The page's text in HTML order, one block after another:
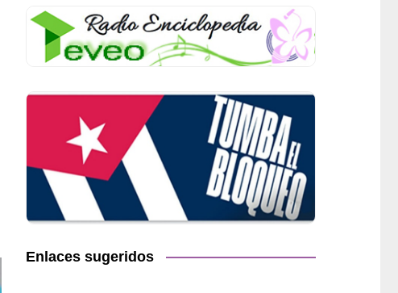
Enlaces sugeridos